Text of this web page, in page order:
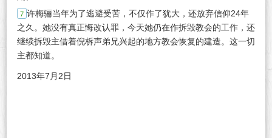
许梅骊当年为了逃避受苦，不仅作了犹大，还放弃信仰24年
之久。她没有真正悔改认罪，今天她仍在作拆毁教会的工作，还
继续拆毁主借着倪柝声弟兄兴起的地方教会恢复的建造。这一切
主都知道。
2013年7月2日